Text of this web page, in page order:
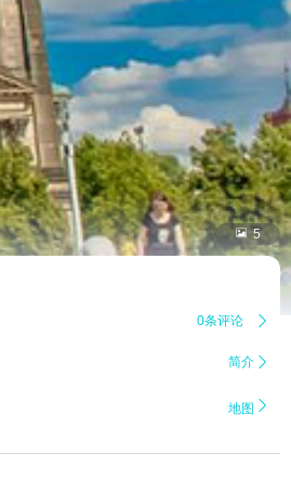
 5
0条评论 
简介 
地图 